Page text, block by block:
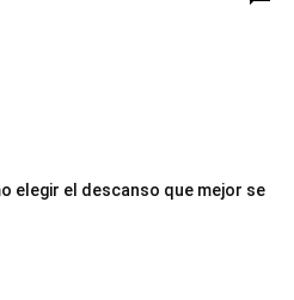
elegir el descanso que mejor se